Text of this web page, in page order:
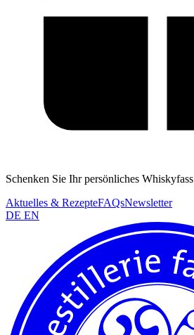
Schenken Sie Ihr persönliches Whiskyfass
Aktuelles & RezepteFAQsNewsletter
DE EN